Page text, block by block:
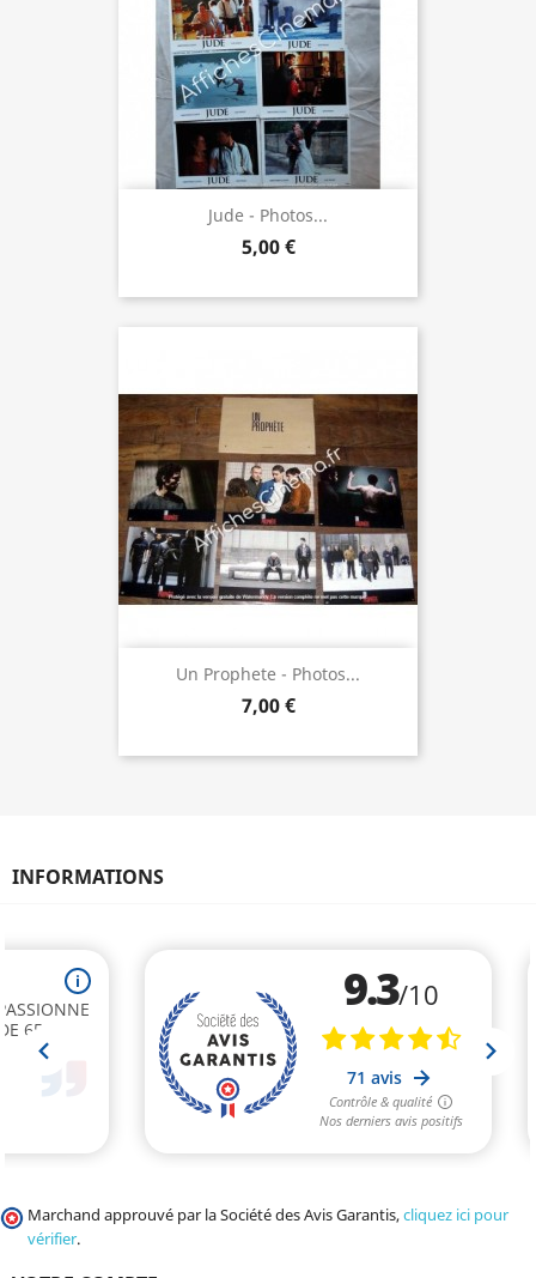
Jude - Photos...
5,00 €
Un Prophete - Photos...
7,00 €
INFORMATIONS
Marchand approuvé par la Société des Avis Garantis,cliquez ici pour
vérifier.